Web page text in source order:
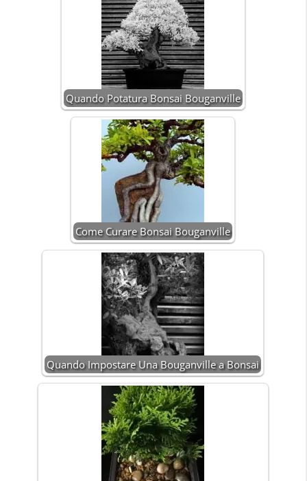
Quando Potatura Bonsai Bouganville
Come Curare Bonsai Bouganville
Quando Impostare Una Bouganville a Bonsai